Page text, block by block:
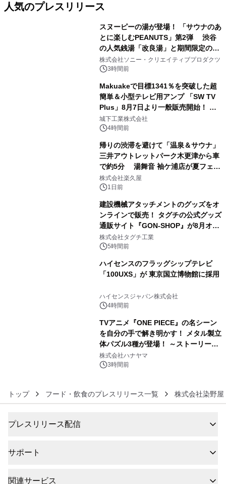
人気のプレスリリース
スヌーピーの湯が登場！ 「サウナのあ
とに楽しむPEANUTS」第2弾 渋谷
の人気銭湯「改良湯」と期間限定のコ
ラボレーション サウナイキタイコラ
ボグッズも発売決定！
株式会社ソニー・クリエイティブプロダクツ
3時間前
Makuakeで目標1341％を突破した超
簡単＆小型テレビ用アンプ 「SW TV
Plus」8月7日より一般販売開始！ ケ
ーブル1本つなぐだけ、テレビの音が
ぐっと豊かに
城下工業株式会社
4時間前
帰りの渋滞を避けて「温泉＆サウナ」
三井アウトレットパーク木更津から車
で約5分 湯舞音 袖ケ浦店が夏フェア
メニューを提供
株式会社楽久屋
1日前
建設機械アタッチメントのグッズをオ
ンラインで販売！ タグチの公式グッズ
通販サイト『GON-SHOP』が8月オー
プン
株式会社タグチ工業
5時間前
ハイセンスのフラッグシップテレビ
「100UXS」が 東京国立博物館に採用
ハイセンスジャパン株式会社
4時間前
TVアニメ『ONE PIECE』の名シーン
を自分の手で解き明かす！ メタル製立
体パズル3種が登場！ ～ストーリーと
ギミックが融合した 大人の体験型パズ
ルが8月7日(金)12時より先行予約受付
株式会社ハナヤマ
3時間前
トップ フード・飲食のプレスリリース一覧 株式会社染野屋
プレスリリース配信
サポート
関連サービス